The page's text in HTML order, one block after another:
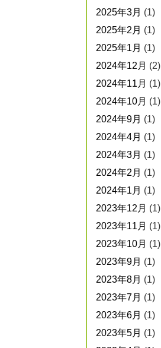
2025年3月 (1)
2025年2月 (1)
2025年1月 (1)
2024年12月 (2)
2024年11月 (1)
2024年10月 (1)
2024年9月 (1)
2024年4月 (1)
2024年3月 (1)
2024年2月 (1)
2024年1月 (1)
2023年12月 (1)
2023年11月 (1)
2023年10月 (1)
2023年9月 (1)
2023年8月 (1)
2023年7月 (1)
2023年6月 (1)
2023年5月 (1)